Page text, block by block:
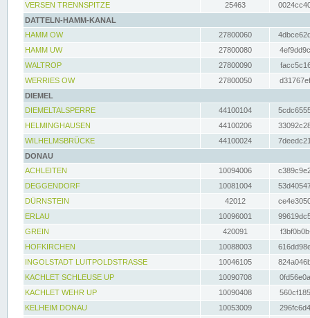
VERSEN TRENNSPITZE
25463
DATTELN-HAMM-KANAL
HAMM OW
27800060
HAMM UW
27800080
WALTROP
27800090
WERRIES OW
27800050
DIEMEL
DIEMELTALSPERRE
44100104
HELMINGHAUSEN
44100206
WILHELMSBRÜCKE
44100024
DONAU
ACHLEITEN
10094006
DEGGENDORF
10081004
DÜRNSTEIN
42012
ERLAU
10096001
GREIN
420091
HOFKIRCHEN
10088003
INGOLSTADT LUITPOLDSTRASSE
10046105
KACHLET SCHLEUSE UP
10090708
KACHLET WEHR UP
10090408
KELHEIM DONAU
10053009